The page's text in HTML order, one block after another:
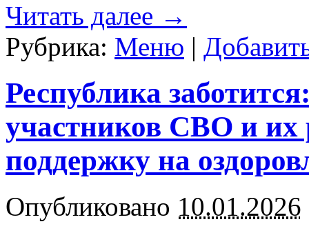
Читать далее →
Рубрика: Меню |
Республика
участников СВО и их
поддержку на
Опубликовано 10.01.2026